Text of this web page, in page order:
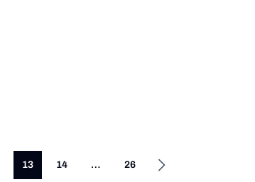
13 14 … 26